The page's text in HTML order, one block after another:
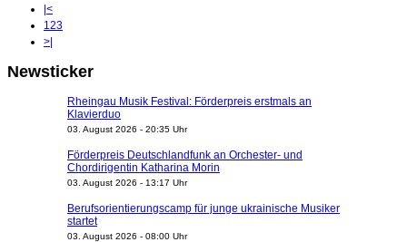
|<
1 23
>|
Newsticker
Rheingau Musik Festival: Förderpreis erstmals an
Klavierduo
03. August 2026 - 20:35 Uhr
Förderpreis Deutschlandfunk an Orchester- und
Chordirigentin Katharina Morin
03. August 2026 - 13:17 Uhr
Berufsorientierungscamp für junge ukrainische Musiker
startet
03. August 2026 - 08:00 Uhr